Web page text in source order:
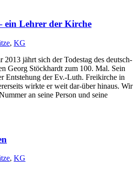
ein Lehrer der Kirche
, KG
2013 jährt sich der Todestag des deutsch-
Georg Stöckhardt zum 100. Mal. Sein
Entstehung der Ev.-Luth. Freikirche in
wirkte er weit dar-über hinaus. Wir
an seine Person und seine
, KG